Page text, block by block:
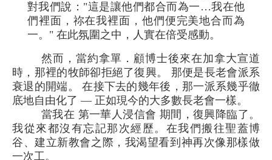
對我們說："這是讓他們都合而為一…我在他
們裡面，祢在我裡面，他們便完美地合而為
一。" 在此氛圍之中，人實在倍受感動。
然而，當約拿單．顧博士後來在加拿大宣道
時，那裡的牧師卻拒絕了復興。 那便是長老會派系
衰退的開端。 在接下去的幾年後，那一派系幾乎徹
底地自由化了 — 正如現今的大多數長老會一樣。
當我在 第一華人浸信會 期間，復興降臨了。
我從來都沒有忘記那次經歷。在我們搬往聖蓋博
谷、建立新教會之際，我渴望看到神再次像那樣做
一次工。